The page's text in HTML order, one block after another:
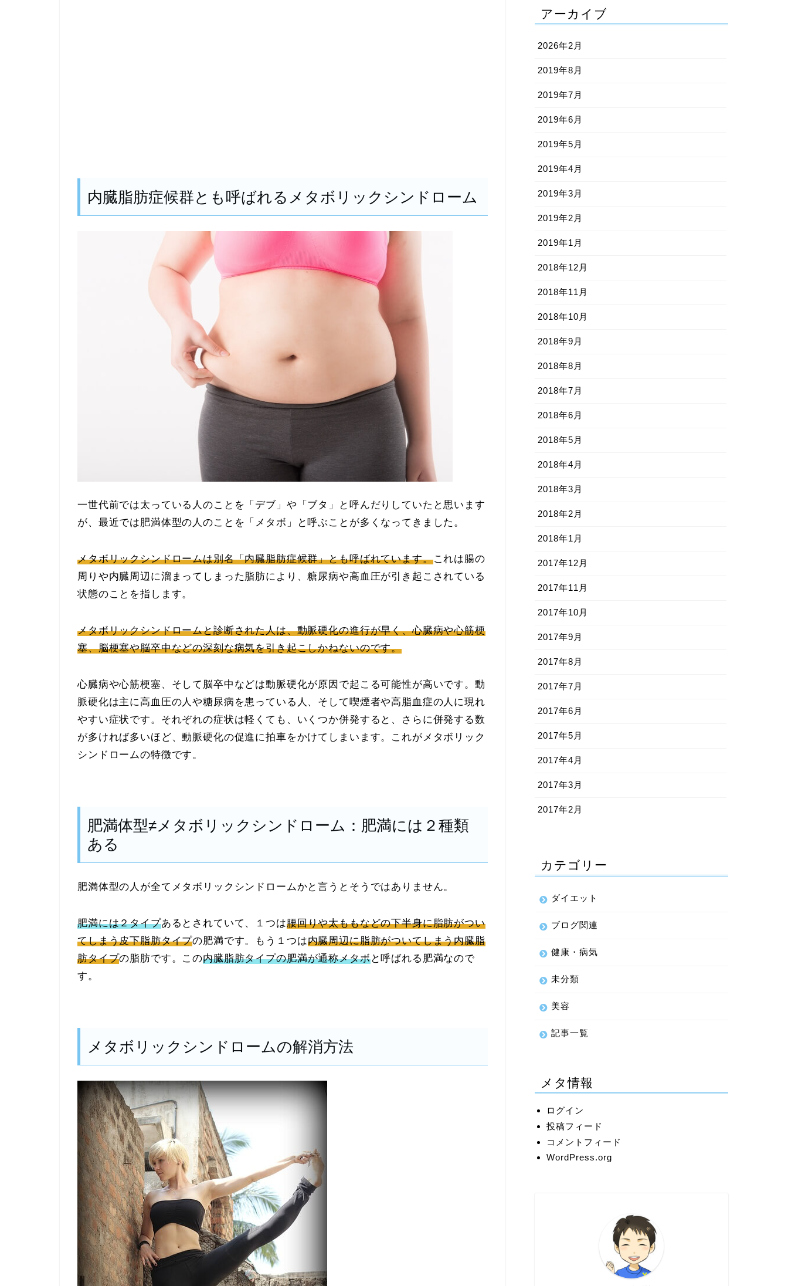
内臓脂肪症候群とも呼ばれるメタボリックシンドローム
一世代前では太っている人のことを「デブ」や「ブタ」と呼んだりしていたと思います
が、最近では肥満体型の人のことを「メタボ」と呼ぶことが多くなってきました。
メタボリックシンドロームは別名「内臓脂肪症候群」とも呼ばれています。これは腸の
周りや内臓周辺に溜まってしまった脂肪により、糖尿病や高血圧が引き起こされている
状態のことを指します。
メタボリックシンドロームと診断された人は、動脈硬化の進行が早く、心臓病や心筋梗
塞、脳梗塞や脳卒中などの深刻な病気を引き起こしかねないのです。
心臓病や心筋梗塞、そして脳卒中などは動脈硬化が原因で起こる可能性が高いです。動
脈硬化は主に高血圧の人や糖尿病を患っている人、そして喫煙者や高脂血症の人に現れ
やすい症状です。それぞれの症状は軽くても、いくつか併発すると、さらに併発する数
が多ければ多いほど、動脈硬化の促進に拍車をかけてしまいます。これがメタボリック
シンドロームの特徴です。
肥満体型≠メタボリックシンドローム：肥満には２種類
ある
肥満体型の人が全てメタボリックシンドロームかと言うとそうではありません。
肥満には２タイプあるとされていて、１つは腰回りや太ももなどの下半身に脂肪がつい
てしまう皮下脂肪タイプの肥満です。もう１つは内臓周辺に脂肪がついてしまう内臓脂
肪タイプの脂肪です。この内臓脂肪タイプの肥満が通称メタボと呼ばれる肥満なので
す。
メタボリックシンドロームの解消方法
アーカイブ
2026年2月
2019年8月
2019年7月
2019年6月
2019年5月
2019年4月
2019年3月
2019年2月
2019年1月
2018年12月
2018年11月
2018年10月
2018年9月
2018年8月
2018年7月
2018年6月
2018年5月
2018年4月
2018年3月
2018年2月
2018年1月
2017年12月
2017年11月
2017年10月
2017年9月
2017年8月
2017年7月
2017年6月
2017年5月
2017年4月
2017年3月
2017年2月
カテゴリー
ダイエット
ブログ関連
健康・病気
未分類
美容
記事一覧
メタ情報
ログイン
投稿フィード
コメントフィード
WordPress.org